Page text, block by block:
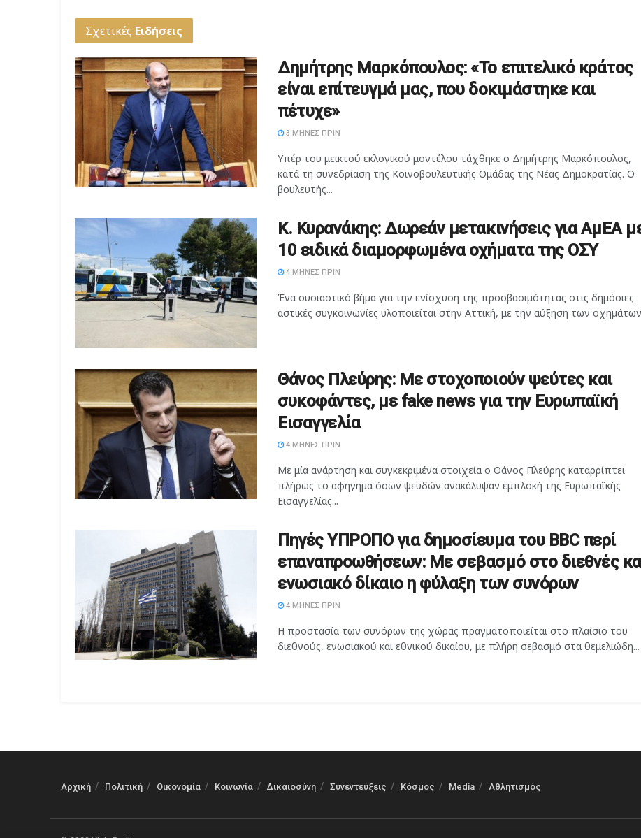
Σχετικές Ειδήσεις
Δημήτρης Μαρκόπουλος: «Το επιτελικό κράτος
είναι επίτευγμά μας, που δοκιμάστηκε και
πέτυχε»
3 ΜΉΝΕΣ ΠΡΙΝ
Υπέρ του μεικτού εκλογικού μοντέλου τάχθηκε ο Δημήτρης Μαρκόπουλος,
κατά τη συνεδρίαση της Κοινοβουλευτικής Ομάδας της Νέας Δημοκρατίας. Ο
βουλευτής...
Κ. Κυρανάκης: Δωρεάν μετακινήσεις για ΑμΕΑ
10 ειδικά διαμορφωμένα οχήματα της ΟΣΥ
4 ΜΉΝΕΣ ΠΡΙΝ
Ένα ουσιαστικό βήμα για την ενίσχυση της προσβασιμότητας στις δημόσιες
αστικές συγκοινωνίες υλοποιείται στην Αττική, με την αύξηση των
Θάνος Πλεύρης: Με στοχοποιούν ψεύτες και
συκοφάντες, με fake news για την Ευρωπαϊκή
Εισαγγελία
4 ΜΉΝΕΣ ΠΡΙΝ
Με μία ανάρτηση και συγκεκριμένα στοιχεία ο Θάνος Πλεύρης καταρρίπτει
πλήρως το αφήγημα όσων ψευδών ανακάλυψαν εμπλοκή της Ευρωπαϊκής
Εισαγγελίας...
Πηγές ΥΠΡΟΠΟ για δημοσίευμα του BBC περί
επαναπροωθήσεων: Με σεβασμό στο διεθνές
ενωσιακό δίκαιο η φύλαξη των συνόρων
4 ΜΉΝΕΣ ΠΡΙΝ
Η προστασία των συνόρων της χώρας πραγματοποιείται στο πλαίσιο του
διεθνούς, ενωσιακού και εθνικού δικαίου, με πλήρη σεβασμό στα θεμελιώδη...
Αρχική Πολιτική Οικονομία Κοινωνία Δικαιοσύνη Συνεντεύξεις Κόσμος Media Αθλητισμός